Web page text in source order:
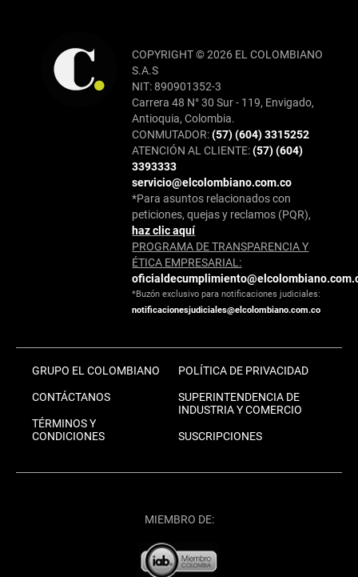
COPYRIGHT © 2026 EL COLOMBIANO
S.A.S
NIT: 890901352-3
Carrera 48 N° 30 Sur - 119, Envigado,
Antioquia, Colombia.
CONMUTADOR:(57) (604) 3315252
ATENCIÓN AL CLIENTE:(57) (604)
3393333
servicio@elcolombiano.com.co
*Para asuntos relacionados con
peticiones, quejas y reclamos (PQR),
haz clic aquí
PROGRAMA DE TRANSPARENCIA Y
ÉTICA EMPRESARIAL:
*Buzón exclusivo para notificaciones judiciales:
notificacionesjudiciales@elcolombiano.com.co
GRUPO EL COLOMBIANO
CONTÁCTANOS
TÉRMINOS Y
CONDICIONES
POLÍTICA DE PRIVACIDAD
SUPERINTENDENCIA DE
INDUSTRIA Y COMERCIO
SUSCRIPCIONES
MIEMBRO DE: